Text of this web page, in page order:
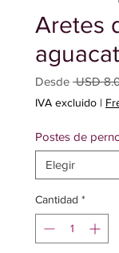
Aretes
Desde USD
IVA excluido |
Postes de
Cantidad *